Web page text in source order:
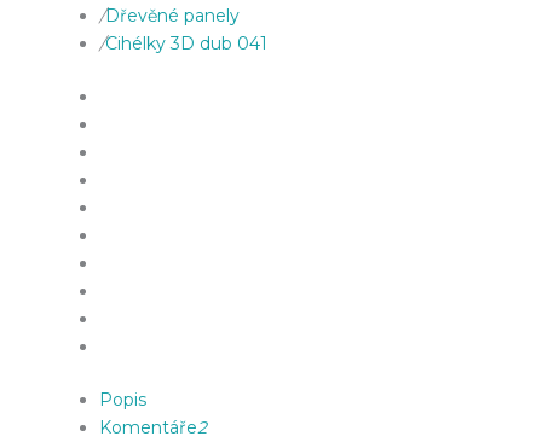
/Dřevěné panely
/Cihélky 3D dub 041
Popis
Komentáře2